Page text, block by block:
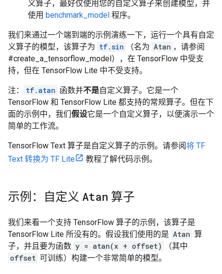
义算子，最好仅使用您的自定义算子来创建模型，并
使用 benchmark_model 程序。
我们来通过一个端到端的示例演练一下，运行一个具有自定
义算子的模型，该算子为 tf.sin （名为 Atan ，请参阅
#create_a_tensorflow_model），在 TensorFlow 中受支
持，但在 TensorFlow Lite 中不受支持。
注： tf.atan 函数并不是自定义算子。它是一个
TensorFlow 和 TensorFlow Lite 都支持的常规算子。但在下
面的示例中，我们假设它是一个自定义算子，以便演示一个
简单的工作流。
TensorFlow Text 算子是自定义算子的示例。请参阅将 TF
Text 转换为 TF Lite
教程了解代码示例。
示例：自定义 Atan 算子
我们来看一个支持 TensorFlow 算子的示例，该算子是
TensorFlow Lite 所没有的。假设我们使用的是 Atan 算
子，并且要为函数 y = atan(x + offset)
（其中
offset 可训练）构建一个非常简单的模型。